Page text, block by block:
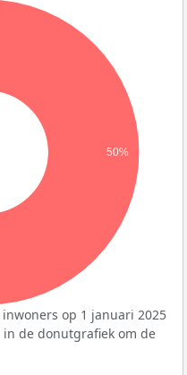
50%
op 1 januari 2025
in de donutgrafiek om de